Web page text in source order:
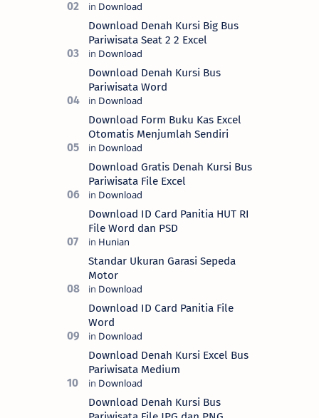
Download Denah Kursi Big Bus
Pariwisata Seat 2 2 Excel
Download Denah Kursi Bus
Pariwisata Word
Download Form Buku Kas Excel
Otomatis Menjumlah Sendiri
Download Gratis Denah Kursi Bus
Pariwisata File Excel
Download ID Card Panitia HUT RI
File Word dan PSD
Standar Ukuran Garasi Sepeda
Motor
Download ID Card Panitia File
Word
Download Denah Kursi Excel Bus
Pariwisata Medium
Download Denah Kursi Bus